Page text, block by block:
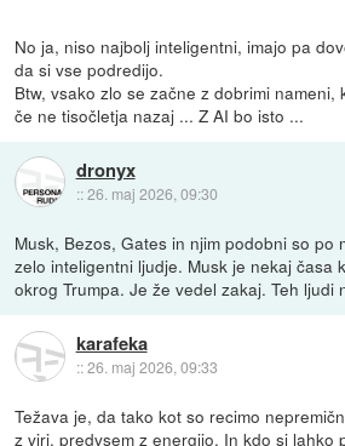
No ja, niso najbolj inteligentni, imajo pa
da si vse podredijo.
Btw, vsako zlo se začne z dobrimi nameni,
če ne tisočletja nazaj ... Z AI bo isto ...
dronyx
::26. maj 2026, 09:30
Musk, Bezos, Gates in njim podobni so po
zelo inteligentni ljudje. Musk je nekaj časa
okrog Trumpa. Je že vedel zakaj. Teh ljudi
karafeka
::26. maj 2026, 09:33
Težava je, da tako kot so recimo
z viri, predvsem z energijo. In kdo si lahko